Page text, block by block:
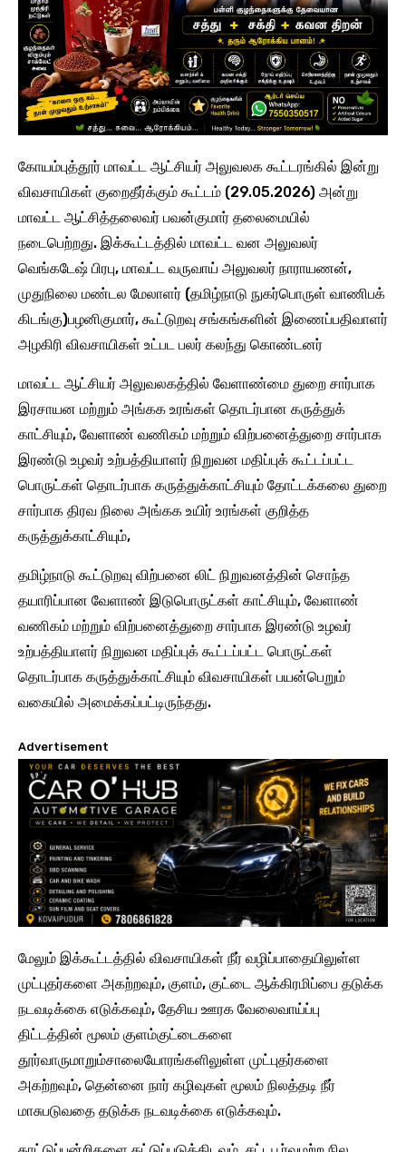
கோயம்புத்தூர் மாவட்ட ஆட்சியர் அலுவலக கூட்டரங்கில் இன்று
விவசாயிகள் குறைதீர்க்கும் கூட்டம் (29.05.2026) அன்று
மாவட்ட ஆட்சித்தலைவர் பவன்குமார் தலைமையில்
நடைபெற்றது. இக்கூட்டத்தில் மாவட்ட வன அலுவலர்
வெங்கடேஷ் பிரபு, மாவட்ட வருவாய் அலுவலர் நாராயணன்,
முதுநிலை மண்டல மேலாளர் (தமிழ்நாடு நுகர்பொருள் வாணிபக்
கிடங்கு)பழனிகுமார், கூட்டுறவு சங்கங்களின் இணைப்பதிவாளர்
அழகிரி விவசாயிகள் உட்பட பலர் கலந்து கொண்டனர்
மாவட்ட ஆட்சியர் அலுவலகத்தில் வேளாண்மை துறை சார்பாக
இரசாயன மற்றும் அங்கக உரங்கள் தொடர்பான கருத்துக்
காட்சியும், வேளாண் வணிகம் மற்றும் விற்பனைத்துறை சார்பாக
இரண்டு உழவர் உற்பத்தியாளர் நிறுவன மதிப்புக் கூட்டப்பட்ட
பொருட்கள் தொடர்பாக கருத்துக்காட்சியும் தோட்டக்கலை துறை
சார்பாக திரவ நிலை அங்கக உயிர் உரங்கள் குறித்த
கருத்துக்காட்சியும்,
தமிழ்நாடு கூட்டுறவு விற்பனை லிட் நிறுவனத்தின் சொந்த
தயாரிப்பான வேளாண் இடுபொருட்கள் காட்சியும், வேளாண்
வணிகம் மற்றும் விற்பனைத்துறை சார்பாக இரண்டு உழவர்
உற்பத்தியாளர் நிறுவன மதிப்புக் கூட்டப்பட்ட பொருட்கள்
தொடர்பாக கருத்துக்காட்சியும் விவசாயிகள் பயன்பெறும்
வகையில் அமைக்கப்பட்டிருந்தது.
Advertisement
மேலும் இக்கூட்டத்தில் விவசாயிகள் நீர் வழிப்பாதையிலுள்ள
முட்புதர்களை அகற்றவும், குளம், குட்டை ஆக்கிரமிப்பை தடுக்க
நடவடிக்கை எடுக்கவும், தேசிய ஊரக வேலைவாய்ப்பு
திட்டத்தின் மூலம் குளம்குட்டைகளை
தூர்வாருமாறும்சாலையோரங்களிலுள்ள முட்புதர்களை
அகற்றவும், தென்னை நார் கழிவுகள் மூலம் நிலத்தடி நீர்
மாசுபடுவதை தடுக்க நடவடிக்கை எடுக்கவும்.